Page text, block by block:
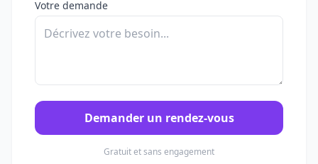
Votre demande
Demander un rendez-vous
Gratuit et sans engagement